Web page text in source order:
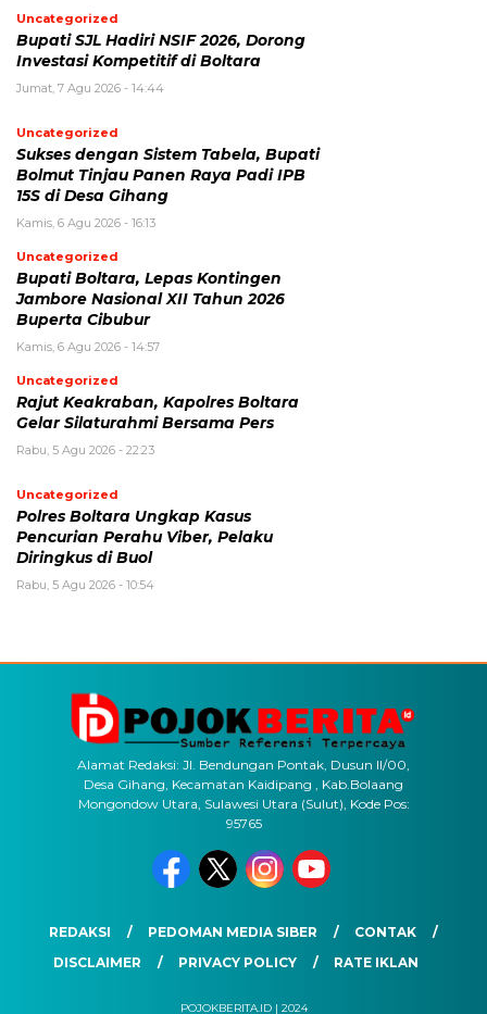
Uncategorized
Bupati SJL Hadiri NSIF 2026, Dorong
Investasi Kompetitif di Boltara
Jumat, 7 Agu 2026 - 14:44
Uncategorized
Sukses dengan Sistem Tabela, Bupati
Bolmut Tinjau Panen Raya Padi IPB
15S di Desa Gihang
Kamis, 6 Agu 2026 - 16:13
Uncategorized
Bupati Boltara, Lepas Kontingen
Jambore Nasional XII Tahun 2026
Buperta Cibubur
Kamis, 6 Agu 2026 - 14:57
Uncategorized
Rajut Keakraban, Kapolres Boltara
Gelar Silaturahmi Bersama Pers
Rabu, 5 Agu 2026 - 22:23
Uncategorized
Polres Boltara Ungkap Kasus
Pencurian Perahu Viber, Pelaku
Diringkus di Buol
Rabu, 5 Agu 2026 - 10:54
Alamat Redaksi: Jl. Bendungan Pontak, Dusun II/00,
Desa Gihang, Kecamatan Kaidipang , Kab.Bolaang
Mongondow Utara, Sulawesi Utara (Sulut), Kode Pos:
95765
REDAKSI PEDOMAN MEDIA SIBER
CONTAK
DISCLAIMER
PRIVACY POLICY RATE IKLAN
POJOKBERITA.ID | 2024